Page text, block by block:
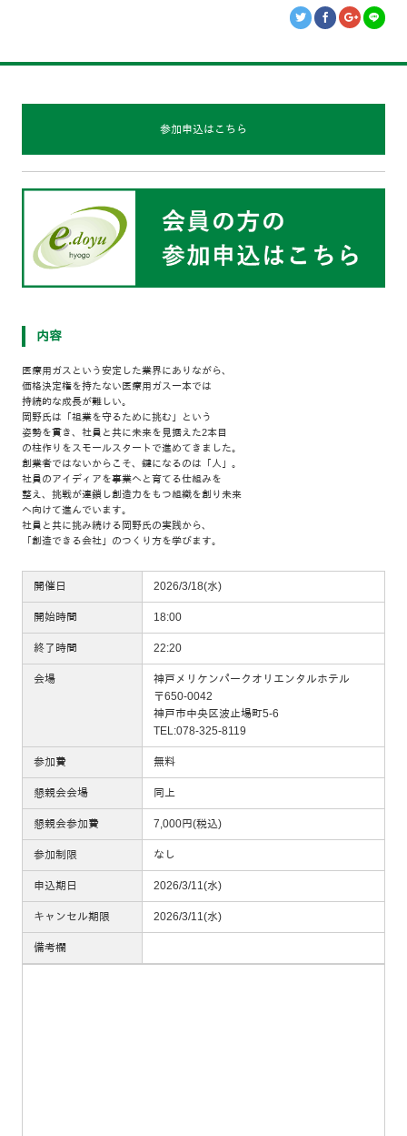
参加申込はこちら
内容
医療用ガスという安定した業界にありながら、
価格決定権を持たない医療用ガス一本では
持続的な成長が難しい。
岡野氏は「祖業を守るために挑む」という
姿勢を貫き、社員と共に未来を見据えた2本目
の柱作りをスモールスタートで進めてきました。
創業者ではないからこそ、鍵になるのは「人」。
社員のアイディアを事業へと育てる仕組みを
整え、挑戦が連鎖し創造力をもつ組織を創り未来
へ向けて進んでいます。
社員と共に挑み続ける岡野氏の実践から、
「創造できる会社」のつくり方を学びます。
開催日 2026/3/18(水)
開始時間 18:00
終了時間 22:20
会場
神戸メリケンパークオリエンタルホテル
〒650-0042
神戸市中央区波止場町5-6
TEL:078-325-8119
参加費 無料
懇親会会場 同上
懇親会参加費 7,000円(税込)
参加制限 なし
申込期日 2026/3/11(水)
キャンセル期限 2026/3/11(水)
備考欄